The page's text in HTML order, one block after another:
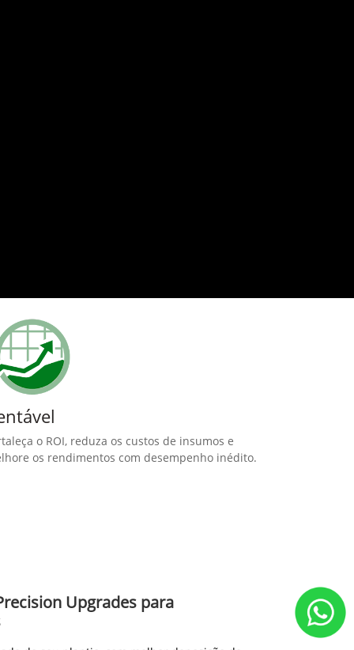
o ROI, reduza os custos de insumos e
os rendimentos com desempenho inédito.
Upgrades para